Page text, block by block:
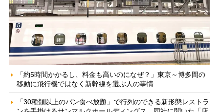
「約5時間かかるし、料金も高いのになぜ？」東京～博多間の
移動に飛行機ではなく新幹線を選ぶ人の事情
「30種類以上のパン食べ放題」で行列のできる新形態レストラ